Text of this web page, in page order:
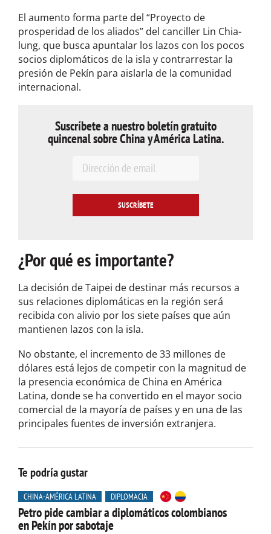
El aumento forma parte del “Proyecto de
prosperidad de los aliados” del canciller Lin Chia-
lung, que busca apuntalar los lazos con los pocos
socios diplomáticos de la isla y contrarrestar la
presión de Pekín para aislarla de la comunidad
internacional.
Suscríbete a nuestro boletín gratuito
quincenal sobre China y América Latina.
¿Por qué es importante?
La decisión de Taipei de destinar más recursos a
sus relaciones diplomáticas en la región será
recibida con alivio por los siete países que aún
mantienen lazos con la isla.
No obstante, el incremento de 33 millones de
dólares está lejos de competir con la magnitud de
la presencia económica de China en América
Latina, donde se ha convertido en el mayor socio
comercial de la mayoría de países y en una de las
principales fuentes de inversión extranjera.
Te podría gustar
CHINA-AMÉRICA LATINA DIPLOMACIA
Petro pide cambiar a diplomáticos colombianos
en Pekín por sabotaje